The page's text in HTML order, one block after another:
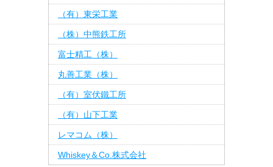
（有）東栄工業
（株）中熊鉄工所
富士精工（株）
丸善工業（株）
（有）室伏鐵工所
（有）山下工業
レマコム（株）
Whiskey＆Co.株式会社